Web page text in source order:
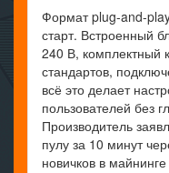
Формат plug-and-
старт. Встроенный
240 В, комплектный
стандартов,
всё это делает
пользователей без
Производитель
пулу за 10 минут
новичков в